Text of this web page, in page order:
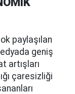
paylaşılan
geniş
artışları
çaresizliği